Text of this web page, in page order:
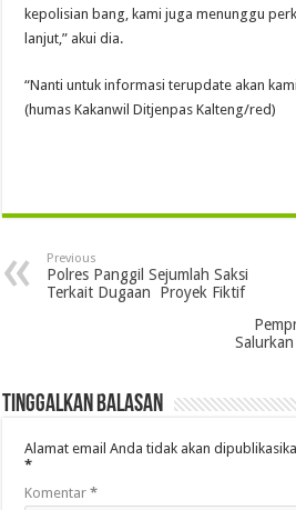
kepolisian bang, kami juga menunggu
lanjut,” akui dia.
“Nanti untuk informasi terupdate akan
(humas Kakanwil Ditjenpas Kalteng/red)
Previous
Polres Panggil Sejumlah Saksi
Terkait Dugaan Proyek Fiktif
Tinggalkan Balasan
Alamat email Anda tidak akan
*
Komentar*